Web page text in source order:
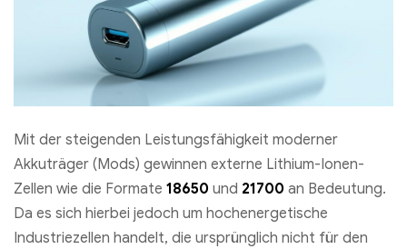
Mit der steigenden Leistungsfähigkeit moderner
Akkuträger (Mods) gewinnen externe Lithium-Ionen-
Zellen wie die Formate 18650 und 21700 an Bedeutung.
Da es sich hierbei jedoch um hochenergetische
Industriezellen handelt, die ursprünglich nicht für den